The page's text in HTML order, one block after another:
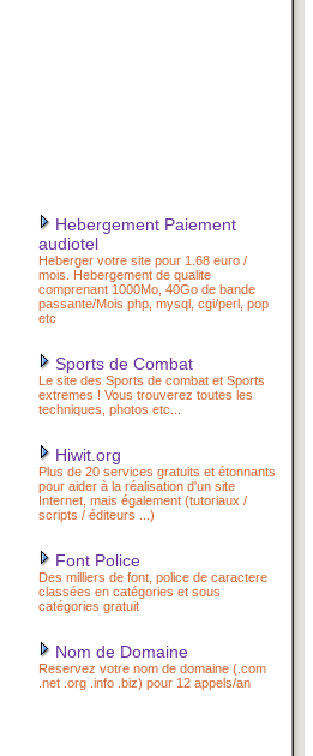
Hebergement Paiement
audiotel
Heberger votre site pour 1.68 euro /
mois. Hebergement de qualite
comprenant 1000Mo, 40Go de bande
passante/Mois php, mysql, cgi/perl, pop
etc
Sports de Combat
Le site des Sports de combat et Sports
extremes ! Vous trouverez toutes les
techniques, photos etc...
Hiwit.org
Plus de 20 services gratuits et étonnants
pour aider à la réalisation d'un site
Internet, mais également (tutoriaux /
scripts / éditeurs ...)
Font Police
Des milliers de font, police de caractere
classées en catégories et sous
catégories gratuit
Nom de Domaine
Reservez votre nom de domaine (.com
.net .org .info .biz) pour 12 appels/an